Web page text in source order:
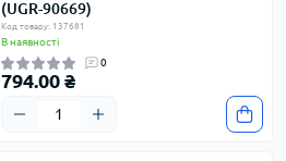
(UGR-90669)
Код товару: 137681
В наявності
0
794.00 ₴